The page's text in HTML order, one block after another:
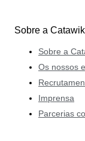
Sobre a
Sobre a
Os nossos
Imprensa
Parcerias